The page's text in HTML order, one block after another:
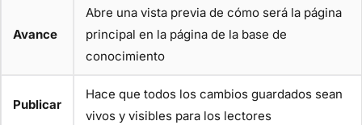
Avance
Abre una vista previa de cómo será la página
principal en la página de la base de
conocimiento
Publicar
Hace que todos los cambios guardados sean
vivos y visibles para los lectores